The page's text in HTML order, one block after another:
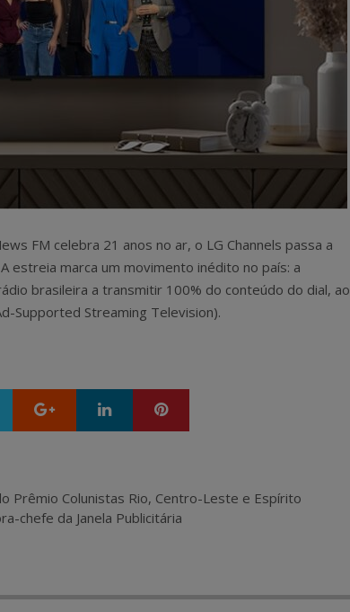
FM celebra 21 anos no ar, o LG Channels passa a
estreia marca um movimento inédito no país: a
brasileira a transmitir 100% do conteúdo do dial, ao
Supported Streaming Television).
Google+ LinkedIn
Prêmio Colunistas Rio, Centro-Leste e Espírito
chefe da Janela Publicitária